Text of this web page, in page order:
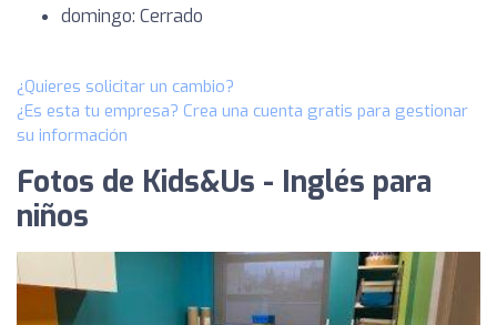
domingo: Cerrado
¿Quieres solicitar un cambio?
¿Es esta tu empresa? Crea una cuenta gratis para gestionar
su información
Fotos de Kids&Us - Inglés para
niños